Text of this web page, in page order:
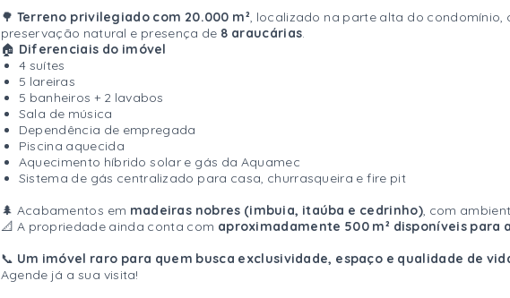
🌳 Terreno privilegiado com 20.000 m², localizado na parte alta do condomínio,
preservação natural e presença de 8 araucárias.
🏠 Diferenciais do imóvel
4 suítes
5 lareiras
5 banheiros + 2 lavabos
Sala de música
Dependência de empregada
Piscina aquecida
Aquecimento híbrido solar e gás da Aquamec
Sistema de gás centralizado para casa, churrasqueira e fire pit
🌲 Acabamentos em madeiras nobres (imbuia, itaúba e cedrinho), com
📐 A propriedade ainda conta com aproximadamente 500 m² disponíveis para
📞 Um imóvel raro para quem busca exclusividade, espaço e qualidade de
Agende já a sua visita!